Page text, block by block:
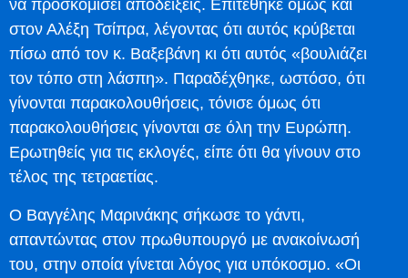
να προσκομίσει αποδείξεις. Επιτέθηκε όμως και
στον Αλέξη Τσίπρα, λέγοντας ότι αυτός κρύβεται
πίσω από τον κ. Βαξεβάνη κι ότι αυτός «βουλιάζει
τον τόπο στη λάσπη». Παραδέχθηκε, ωστόσο, ότι
γίνονται παρακολουθήσεις, τόνισε όμως ότι
παρακολουθήσεις γίνονται σε όλη την Ευρώπη.
Ερωτηθείς για τις εκλογές, είπε ότι θα γίνουν στο
τέλος της τετραετίας.
Ο Βαγγέλης Μαρινάκης σήκωσε το γάντι,
απαντώντας στον πρωθυπουργό με ανακοίνωσή
του, στην οποία γίνεται λόγος για υπόκοσμο. «Οι